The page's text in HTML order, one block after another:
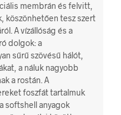
membrán és felvitt,
köszönhetően tesz szert
A vízállóság és a
dolgok: a
sűrű szövésű hálót,
a náluk nagyobb
a rostán. A
foszfát tartalmuk
softshell anyagok